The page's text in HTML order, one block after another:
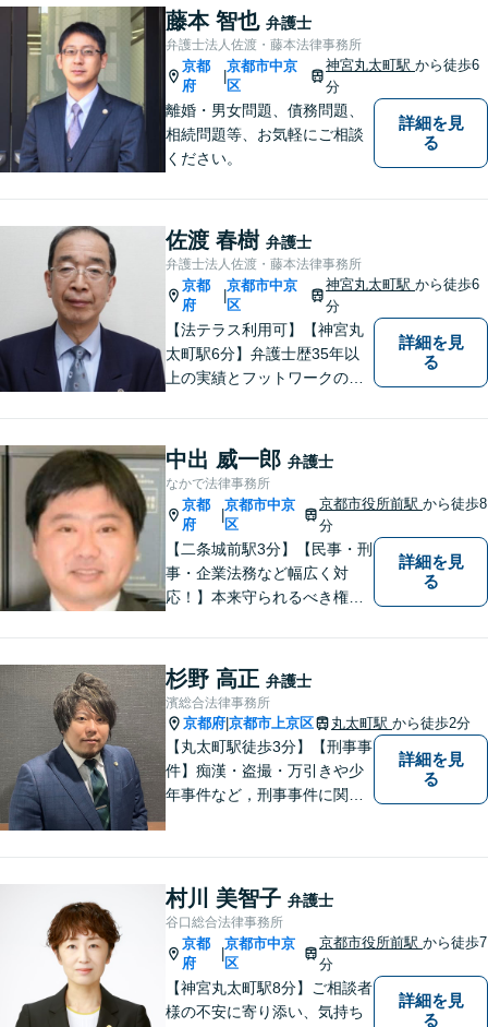
ちろんのこと、皆様が持たれ
ている不安を少しでも解消し
てまいりたいと考えていま
す。
藤本 智也 弁護士
弁護士法人佐渡・藤本法律事務所
京都
府
|
京都市中京
区
神宮丸太町駅から徒歩6
分
離婚・男女問題、債務問題、
相続問題等、お気軽にご相談
ください。
詳細を見
る
佐渡 春樹 弁護士
弁護士法人佐渡・藤本法律事務所
京都
府
|
京都市中京
区
神宮丸太町駅から徒歩6
分
【法テラス利用可】【神宮丸
太町駅6分】弁護士歴35年以
上の実績とフットワークのダ
務所ならではのアットホーム
な雰囲気を心がけています。
安心して気軽にご相談くださ
い。
詳細を見
る
中出 威一郎 弁護士
なかで法律事務所
京都
府
京都市中京
区
京都市役所前駅から徒歩8
分
【二条城前駅3分】【民事・刑
事・企業法務など幅広く対
応！】本来守られるべき権
う、これまでの経験を活かし
弁護してまいります。お一人
お一人の心情に寄り添いま
す。まずはご相談ください。
【完全個室】
詳細を見
る
杉野 高正 弁護士
濱総合法律事務所
京都府 京都市上京区 丸太町駅 から徒歩2分
【丸太町駅徒歩3分】【刑事事
件】痴漢・盗撮・万引きや少
年事件など，刑事事件に関す
ります。家族が逮捕されてし
まった場合もご相談くださ
い。初回接見サービスも行っ
ています。
詳細を見
る
村川 美智子 弁護士
谷口総合法律事務所
京都
府
京都市中京
区
京都市役所前駅から徒歩7
分
【神宮丸太町駅8分】ご相談者
様の不安に寄り添い、気持ち
詳細を見
る